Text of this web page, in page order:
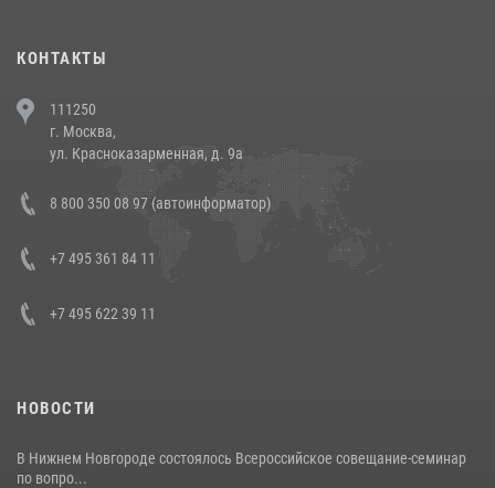
напавших на бригаду скорой помощи (видео)
14 июля 2026, 12:20
В Росгвардии прошла военно-научная конференция по обобщению
боевого опыта
КОНТАКТЫ
111250
г. Москва,
ул. Красноказарменная, д. 9а
8 800 350 08 97 (автоинформатор)
+7 495 361 84 11
+7 495 622 39 11
НОВОСТИ
В Нижнем Новгороде состоялось Всероссийское совещание-семинар
по вопро...